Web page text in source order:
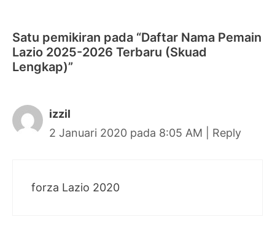
Satu pemikiran pada “Daftar Nama Pemain
Lazio 2025-2026 Terbaru (Skuad
Lengkap)”
izzil
2 Januari 2020 pada 8:05 AM
Reply
forza Lazio 2020